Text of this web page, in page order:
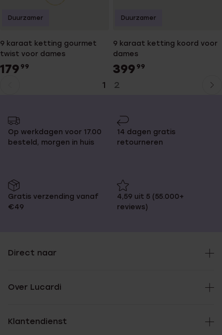
9 karaat ketting gourmet
twist voor dames
179 99
Duurzamer
9 karaat ketting koord voor
dames
399 99
Duurzamer
1 2
Op werkdagen voor 17.00
besteld, morgen in huis
14 dagen gratis
retourneren
Gratis verzending vanaf
€49
4,59 uit 5 (55.000+
reviews)
Direct naar
Over Lucardi
Klantendienst